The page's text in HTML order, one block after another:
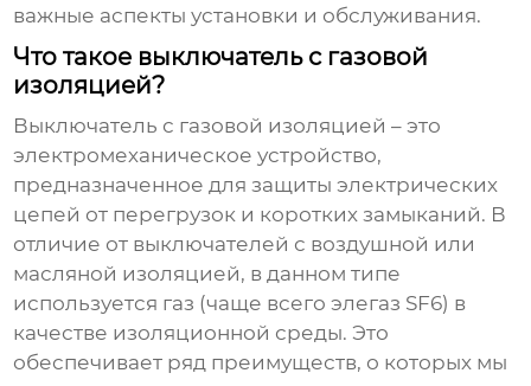
важные аспекты установки и обслуживания.
Что такое выключатель с газовой
изоляцией?
Выключатель с газовой изоляцией – это
электромеханическое устройство,
предназначенное для защиты электрических
цепей от перегрузок и коротких замыканий. В
отличие от выключателей с воздушной или
масляной изоляцией, в данном типе
используется газ (чаще всего элегаз SF6) в
качестве изоляционной среды. Это
обеспечивает ряд преимуществ, о которых мы